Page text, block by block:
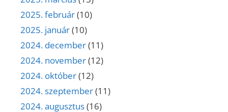
2025. február(10)
2025. január(10)
2024. december(11)
2024. november(12)
2024. október(12)
2024. szeptember(11)
2024. augusztus(16)